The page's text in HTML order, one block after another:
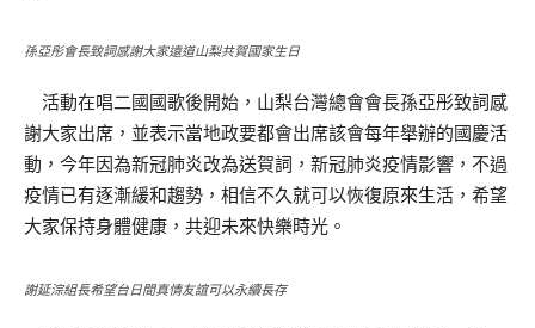
孫亞彤會長致詞感謝大家遠道山梨共賀國家生日
活動在唱二國國歌後開始，山梨台灣總會會長孫亞彤致詞感
謝大家出席，並表示當地政要都會出席該會每年舉辦的國慶活
動，今年因為新冠肺炎改為送賀詞，新冠肺炎疫情影響，不過
疫情已有逐漸緩和趨勢，相信不久就可以恢復原來生活，希望
大家保持身體健康，共迎未來快樂時光。
謝延淙組長希望台日間真情友誼可以永續長存